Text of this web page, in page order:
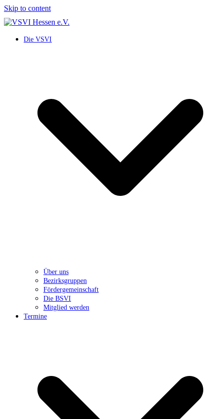
Skip to content
Die VSVI
Über uns
Bezirksgruppen
Fördergemeinschaft
Die BSVI
Mitglied werden
Termine